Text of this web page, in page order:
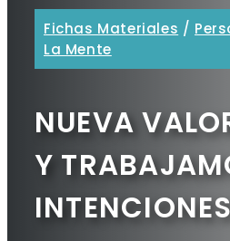
Fichas Materiales /
La Mente
NUEVA
Y